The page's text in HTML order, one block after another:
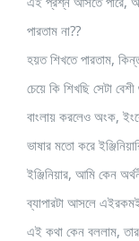
পারতাম না??
হয়ত শিখতে পারতাম,
চেয়ে কি শিখছি সেটা
বাংলায় করলেও অংক,
ভাষার মতো করে
ইঞ্জিনিয়ার, আমি কেন
ব্যাপারটা আসলে
এই কথা কেন বললাম,